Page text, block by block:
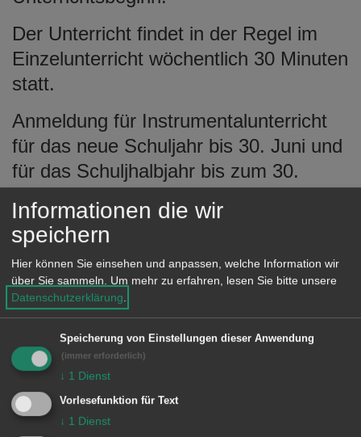
Der Unterricht findet in der Regel im
Einzelunterricht wöchentlich 30 Minuten
statt.
Anmeldung für Instrumentalunterricht
für das neue Schuljahr bis 30. Juni und
für das Schuljhalbjahr bis zum 30.
Anmeldung über unsere Online-
Anmeldung oder direkt über das
Sekretariat.
Unter dem folgenden Link ist die
aktuelleGebührenordnung der
Musikschule der Stadt Aalen
aus der die Kosten für den Kurs
hervorgehen.
Informationen die wir
speichern
Hier können Sie einsehen und anpassen, welche Information wir
über Sie sammeln.
Um mehr zu erfahren, lesen Sie bitte unsere
Datenschutzerklärung
Speicherung von Einstellungen dieser Anwendung
(immer erforderlich)
↓ 1 Dienst
Vorlesefunktion für Text
↓ 1 Dienst